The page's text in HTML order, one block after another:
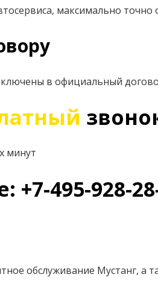
максимально точно
в официальный
минут
495-928-
обслуживание Мустанг, а